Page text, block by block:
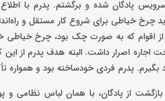
پادگان شده و برگشتم. پدرم با اطلاع
چرخ خیاطی برای شروع کار مستقل و
که به صورت چک بود، چرخ خیاطی
اجاره اصرار داشت. البته هدف پدرم از
بگیرم. پدرم فردی خودساخته بود و همواره
از پادگان، با همان لباس